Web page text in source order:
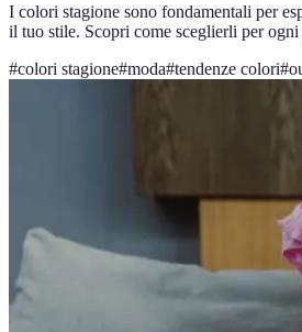
I colori stagione sono fondamentali per
il tuo stile. Scopri come sceglierli per
#colori stagione#moda#tendenze colori#